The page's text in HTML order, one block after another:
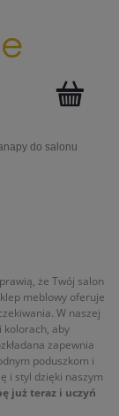
do salonu
że Twój salon
meblowy oferuje
W naszej
kolorach, aby
zapewnia
poduszkom i
i styl dzięki naszym
już teraz i uczyń